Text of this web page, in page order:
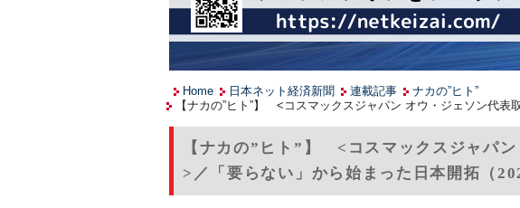
Home 日本ネット経済新聞 連載記事
ナカの”ヒト”
【ナカの”ヒト”】 <コスマックスジャパン オウ・ジェソン代表
【ナカの”ヒト”】 <コスマックスジャパ
>／「要らない」から始まった日本開拓（